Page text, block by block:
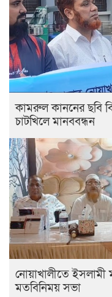
কামরুল কাননের ছবি
চাটখিলে মানববন্ধন
নোয়াখালীতে
মতবিনিময় সভা